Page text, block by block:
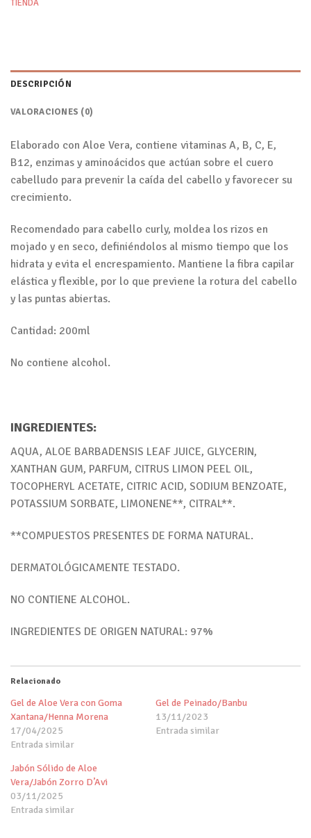
TIENDA
DESCRIPCIÓN
VALORACIONES (0)
Elaborado con Aloe Vera, contiene vitaminas A, B, C, E,
B12, enzimas y aminoácidos que actúan sobre el cuero
cabelludo para prevenir la caída del cabello y favorecer su
crecimiento.
Recomendado para cabello curly, moldea los rizos en
mojado y en seco, definiéndolos al mismo tiempo que los
hidrata y evita el encrespamiento. Mantiene la fibra capilar
elástica y flexible, por lo que previene la rotura del cabello
y las puntas abiertas.
Cantidad: 200ml
No contiene alcohol.
INGREDIENTES:
AQUA, ALOE BARBADENSIS LEAF JUICE, GLYCERIN,
XANTHAN GUM, PARFUM, CITRUS LIMON PEEL OIL,
TOCOPHERYL ACETATE, CITRIC ACID, SODIUM BENZOATE,
POTASSIUM SORBATE, LIMONENE**, CITRAL**.
**COMPUESTOS PRESENTES DE FORMA NATURAL.
DERMATOLÓGICAMENTE TESTADO.
NO CONTIENE ALCOHOL.
INGREDIENTES DE ORIGEN NATURAL: 97%
Relacionado
Gel de Aloe Vera con Goma
Xantana/Henna Morena
17/04/2025
Entrada similar
Gel de Peinado/Banbu
13/11/2023
Entrada similar
Jabón Sólido de Aloe
Vera/Jabón Zorro D’Avi
03/11/2025
Entrada similar